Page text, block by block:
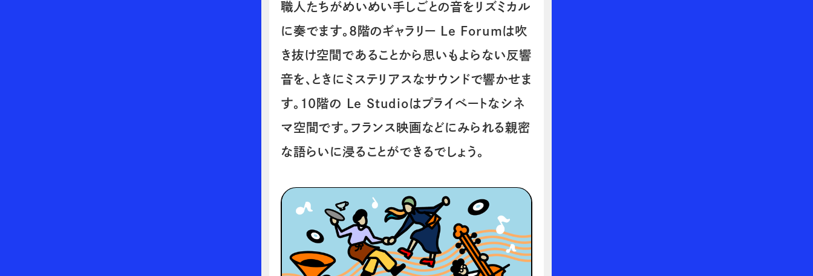
職人たちがめいめい手しごとの音をリズミカル
に奏でます。8階のギャラリー Le Forumは吹
き抜け空間であることから思いもよらない反響
音を、ときにミステリアスなサウンドで響かせま
す。10階の Le Studioはプライベートなシネ
マ空間です。フランス映画などにみられる親密
な語らいに浸ることができるでしょう。